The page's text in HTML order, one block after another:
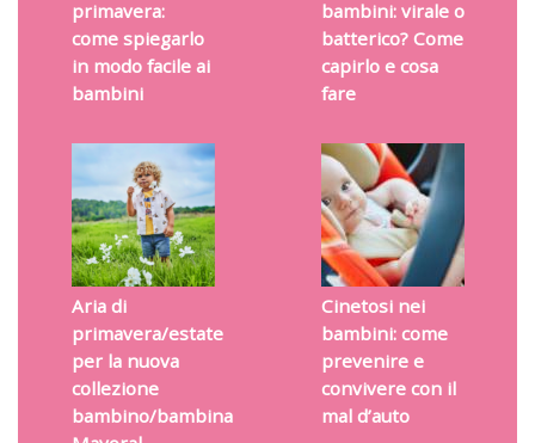
primavera:
come spiegarlo
in modo facile ai
bambini
bambini: virale o
batterico? Come
capirlo e cosa
fare
Aria di
primavera/estate
per la nuova
collezione
bambino/bambina
Cinetosi nei
bambini: come
prevenire e
convivere con il
mal d’auto